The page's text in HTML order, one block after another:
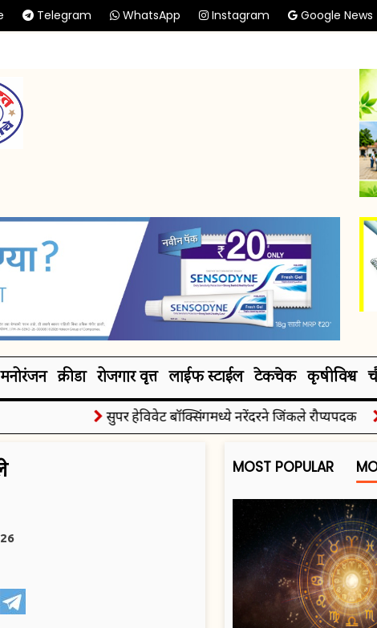
Telegram WhatsApp Instagram Google News
मनोरंजन क्रीडा रोजगार वृत्त लाईफ स्टाईल टेकचेक कृषीविश्व
सुपर हेविवेट बॉक्सिंगमध्ये नरेंदरने जिंकले रौप्यपदक
MOST POPULAR